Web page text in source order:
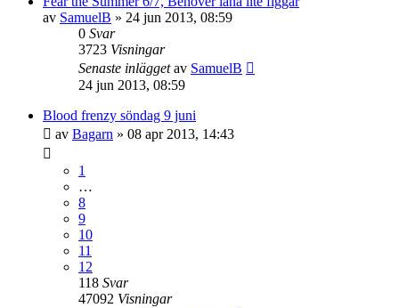
av SamuelB » 24 jun 2013, 08:59
0 Svar
3723 Visningar
Senaste inläggetav SamuelB
24 jun 2013, 08:59
Blood frenzy söndag 9 juni
av Bagarn » 08 apr 2013, 14:43
1
…
8
9
10
11
12
118 Svar
47092 Visningar